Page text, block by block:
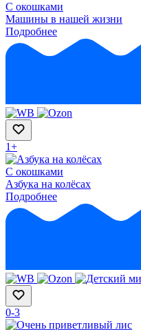
С окошками
Машины в нашей жизни
Подробнее
1+
С окошками
Азбука на колёсах
Подробнее
0-3